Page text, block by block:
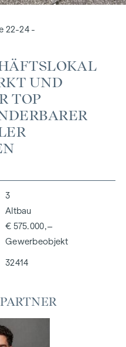
22-24 -
UND
TOP
3
Altbau
€ 575.000,–
Gewerbeobjekt
32414